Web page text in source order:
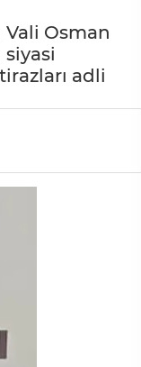
Vali Osman
adli